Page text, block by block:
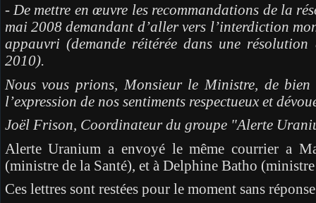
- De mettre en œuvre les recommandations de la
mai 2008 demandant d’aller vers l’interdiction
appauvri (demande réitérée dans une
2010).
Nous vous prions, Monsieur le Ministre, de
l’expression de nos sentiments respectueux et
Joël Frison, Coordinateur du groupe "Alerte
Alerte Uranium a envoyé le même courrier a
(ministre de la Santé), et à Delphine Batho
Ces lettres sont restées pour le moment sans